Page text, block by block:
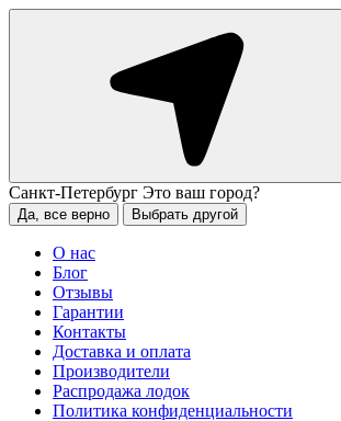
Санкт-Петербург Это ваш город?
Да, все верно Выбрать другой
О нас
Блог
Отзывы
Гарантии
Контакты
Доставка и оплата
Производители
Распродажа лодок
Политика конфиденциальности